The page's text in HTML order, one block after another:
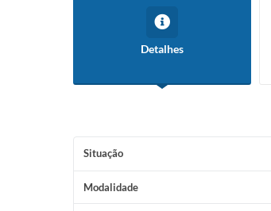
Detalhes
Situação
Modalidade